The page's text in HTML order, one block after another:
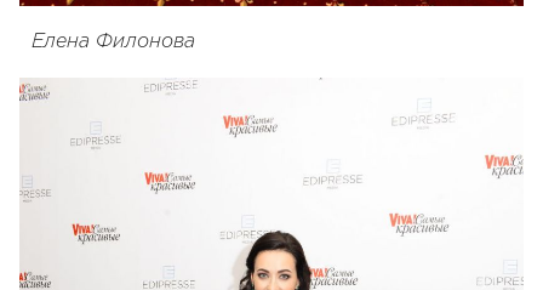
Елена Филонова